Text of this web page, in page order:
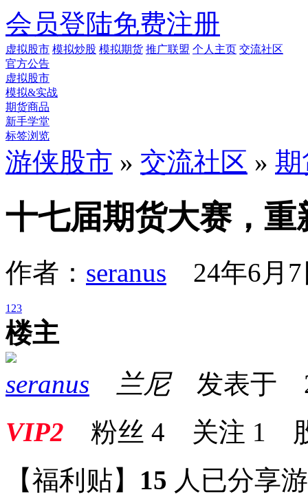
会员登陆免费注册
虚拟股市 模拟炒股 模拟期货 推广联盟 个人主页 交流社区
官方公告
虚拟股市
模拟&实战
期货商品
新手学堂
标签浏览
游侠股市 » 交流社区 » 期
十七届期货大赛，重
作者： seranus 24年6月
1 23
楼主
seranus
兰尼发表于
VIP2 粉丝 4 关注 1
【福利贴】 15 人已分享